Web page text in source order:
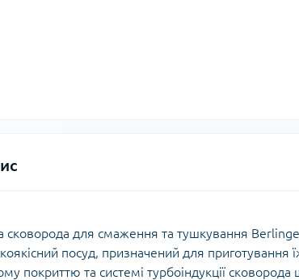
сковорода для смаження та тушкування
посуд, призначений для приготування
покриттю та системі турбоіндукції